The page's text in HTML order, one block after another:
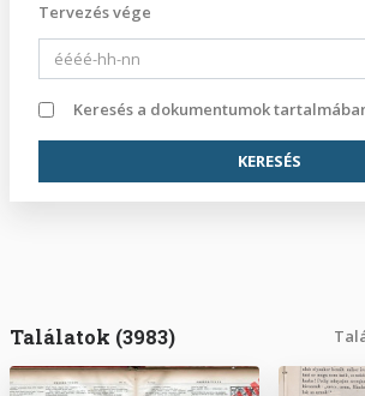
Tervezés vége
Keresés a dokumentumok
Találatok (3983)